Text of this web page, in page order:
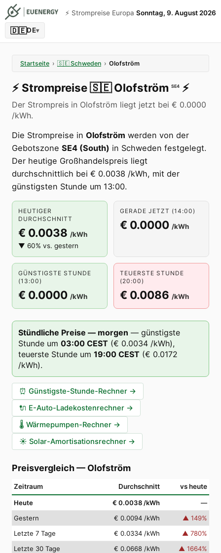
⚡️ Strompreise Europa Sonntag, 9. August 2026
🇩🇪DE▾
Startseite › 🇸🇪 Schweden › Olofström
⚡️ Strompreise🇸🇪 Olofström SE4 ⚡️
Der Strompreis in Olofström liegt jetzt bei € 0.0000
/kWh.
Die Strompreise in Olofström werden von der
Gebotszone SE4 (South) in Schweden festgelegt.
Der heutige Großhandelspreis liegt
durchschnittlich bei € 0.0038 /kWh, mit der
günstigsten Stunde um 13:00.
HEUTIGER
DURCHSCHNITT
€ 0.0038 /kWh
▼ 60% vs. gestern
GERADE JETZT (14:00)
€ 0.0000 /kWh
GÜNSTIGSTE STUNDE
(13:00)
€ 0.0000 /kWh
TEUERSTE STUNDE
(20:00)
€ 0.0086 /kWh
Stündliche Preise — morgen — günstigste
Stunde um 03:00 CEST (€ 0.0034 /kWh),
teuerste Stunde um 19:00 CEST (€ 0.0172
/kWh).
⏰ Günstigste-Stunde-Rechner →
🔌 E-Auto-Ladekostenrechner →
🌡️ Wärmepumpen-Rechner →
☀️ Solar-Amortisationsrechner →
Preisvergleich— Olofström
Zeitraum Durchschnitt vs heute
Heute € 0.0038 /kWh
—
Gestern
€ 0.0094 /kWh ▲ 149%
Letzte 7 Tage
€ 0.0334 /kWh ▲ 780%
Letzte 30 Tage
€ 0.0668 /kWh ▲ 1664%